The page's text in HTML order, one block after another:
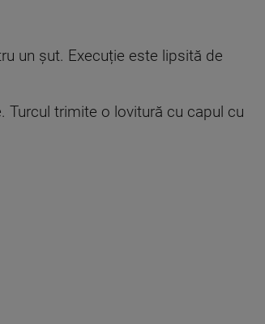
un şut. Execuție este lipsită de
Turcul trimite o lovitură cu capul cu